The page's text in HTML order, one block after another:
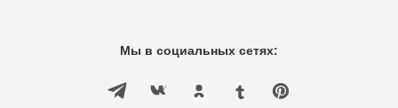
Мы в социальных сетях: